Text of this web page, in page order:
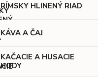
RÍMSKY HLINENÝ RIAD
KÁVA A ČAJ
KAČACIE A HUSACIE
HODY